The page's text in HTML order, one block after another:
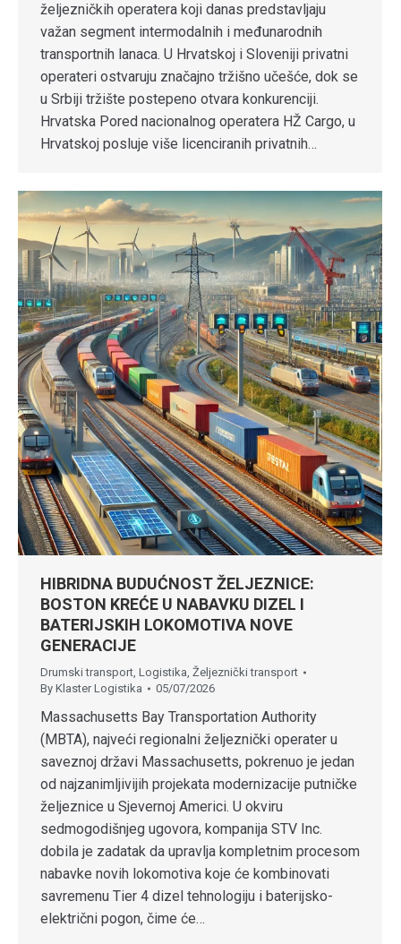
željezničkih operatera koji danas predstavljaju
važan segment intermodalnih i međunarodnih
transportnih lanaca. U Hrvatskoj i Sloveniji privatni
operateri ostvaruju značajno tržišno učešće, dok se
u Srbiji tržište postepeno otvara konkurenciji.
Hrvatska Pored nacionalnog operatera HŽ Cargo, u
Hrvatskoj posluje više licenciranih privatnih…
HIBRIDNA BUDUĆNOST ŽELJEZNICE:
BOSTON KREĆE U NABAVKU DIZEL I
BATERIJSKIH LOKOMOTIVA NOVE
GENERACIJE
Drumski transport, Logistika, Željeznički transport
By Klaster Logistika 05/07/2026
Massachusetts Bay Transportation Authority
(MBTA), najveći regionalni željeznički operater u
saveznoj državi Massachusetts, pokrenuo je jedan
od najzanimljivijih projekata modernizacije putničke
željeznice u Sjevernoj Americi. U okviru
sedmogodišnjeg ugovora, kompanija STV Inc.
dobila je zadatak da upravlja kompletnim procesom
nabavke novih lokomotiva koje će kombinovati
savremenu Tier 4 dizel tehnologiju i baterijsko-
električni pogon, čime će…